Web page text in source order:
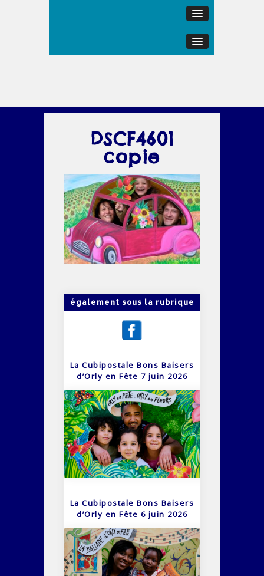
DSCF4601
copie
également sous la rubrique
La Cubipostale Bons Baisers
d’Orly en Fête 7 juin 2026
La Cubipostale Bons Baisers
d’Orly en Fête 6 juin 2026